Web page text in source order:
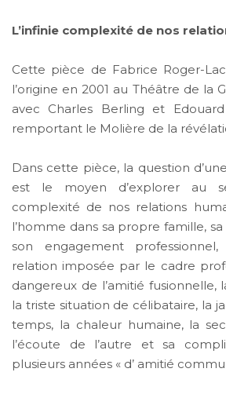
L’infinie complexité de nos
Cette pièce de Fabrice Roger-
l’origine en 2001 au Théâtre de la
avec Charles Berling et
remportant le Molière de la
Dans cette pièce, la question
est le moyen d’explorer au
complexité de nos relations
l’homme dans sa propre famille,
son engagement
relation imposée par le cadre
dangereux de l’amitié fusionnelle,
la triste situation de célibataire, la
temps, la chaleur humaine, la
l’écoute de l’autre et sa
plusieurs années « d’ amitié